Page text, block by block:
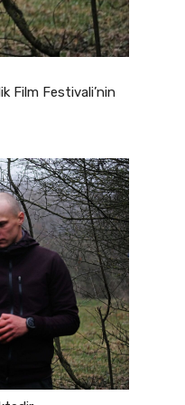
Film Festivali’nin